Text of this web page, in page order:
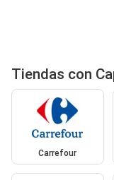
Tiendas con
Carrefour